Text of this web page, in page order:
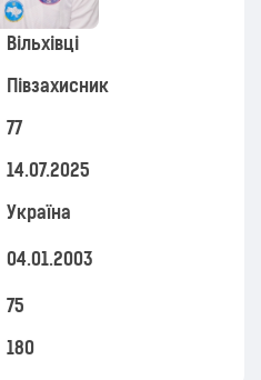
Вільхівці
Півзахисник
77
14.07.2025
Україна
04.01.2003
75
180